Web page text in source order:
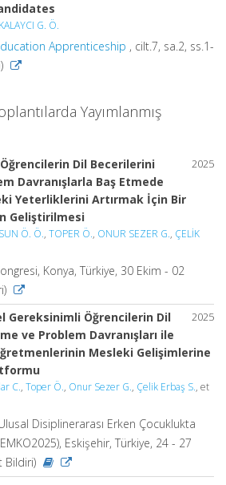
KALAYCI G. Ö.
Apprenticeship , cilt.7, sa.2, ss.1-
Yayımlanmış
2025
Dil Becerilerini
Davranışlarla Baş Etmede
Yeterliklerini Artırmak İçin Bir
Geliştirilmesi
Ö. Ö., TOPER Ö., ONUR SEZER G., ÇELİK
Konya, Türkiye, 30 Ekim - 02
2025
Gereksinimli Öğrencilerin Dil
ve Problem Davranışları ile
Mesleki Gelişimlerine
C., Toper Ö., Onur Sezer G., Çelik Erbaş S., et
Ulusal Disiplinerarası Erken Çocuklukta
Eskişehir, Türkiye, 24 - 27
Bildiri)